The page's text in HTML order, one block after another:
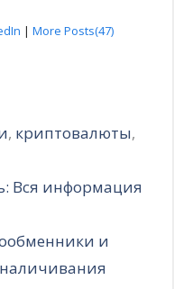
| More Posts(47)
, криптовалюты,
Вся информация
и